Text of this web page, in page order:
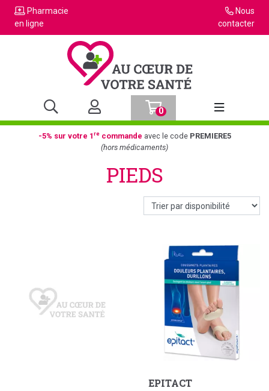
Pharmacie
en ligne
Nous
contacter
0
Afficher la
-5% sur votre 1recommande avec le code PREMIERE5
(hors médicaments)
PIEDS
EPITACT